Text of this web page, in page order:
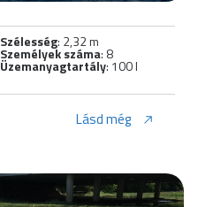
Szélesség: 2,32 m
Személyek száma: 8
Üzemanyagtartály: 100 l
Lásd még